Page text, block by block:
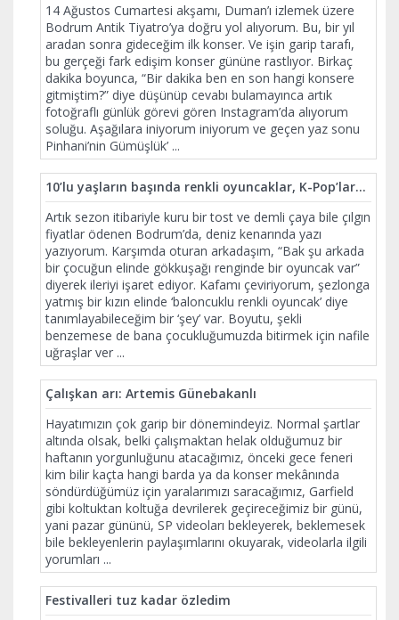
14 Ağustos Cumartesi akşamı, Duman’ı izlemek üzere
Bodrum Antik Tiyatro’ya doğru yol alıyorum. Bu, bir yıl
aradan sonra gideceğim ilk konser. Ve işin garip tarafı,
bu gerçeği fark edişim konser gününe rastlıyor. Birkaç
dakika boyunca, “Bir dakika ben en son hangi konsere
gitmiştim?” diye düşünüp cevabı bulamayınca artık
fotoğraflı günlük görevi gören Instagram’da alıyorum
soluğu. Aşağılara iniyorum iniyorum ve geçen yaz sonu
Pinhani’nin Gümüşlük’ ...
10’lu yaşların başında renkli oyuncaklar, K-Pop’lar…
Artık sezon itibariyle kuru bir tost ve demli çaya bile çılgın
fiyatlar ödenen Bodrum’da, deniz kenarında yazı
yazıyorum. Karşımda oturan arkadaşım, “Bak şu arkada
bir çocuğun elinde gökkuşağı renginde bir oyuncak var”
diyerek ileriyi işaret ediyor. Kafamı çeviriyorum, şezlonga
yatmış bir kızın elinde ‘baloncuklu renkli oyuncak’ diye
tanımlayabileceğim bir ‘şey’ var. Boyutu, şekli
benzemese de bana çocukluğumuzda bitirmek için nafile
uğraşlar ver ...
Çalışkan arı: Artemis Günebakanlı
Hayatımızın çok garip bir dönemindeyiz. Normal şartlar
altında olsak, belki çalışmaktan helak olduğumuz bir
haftanın yorgunluğunu atacağımız, önceki gece feneri
kim bilir kaçta hangi barda ya da konser mekânında
söndürdüğümüz için yaralarımızı saracağımız, Garfield
gibi koltuktan koltuğa devrilerek geçireceğimiz bir günü,
yani pazar gününü, SP videoları bekleyerek, beklemesek
bile bekleyenlerin paylaşımlarını okuyarak, videolarla ilgili
yorumları ...
Festivalleri tuz kadar özledim